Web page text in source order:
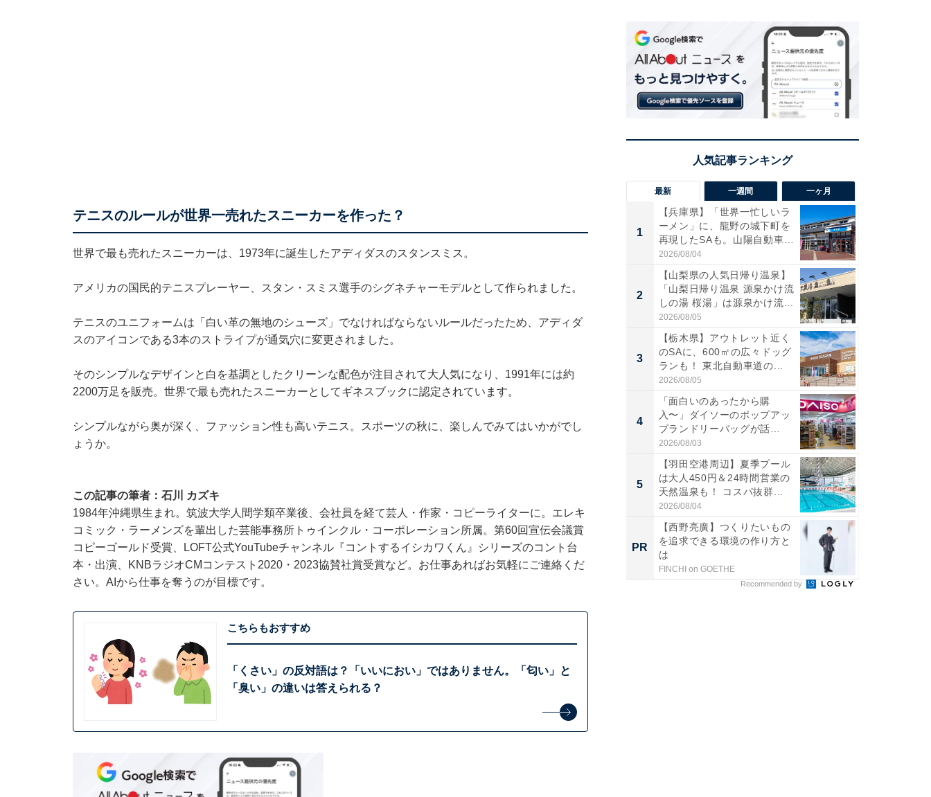
テニスのルールが世界一売れたスニーカーを作った？
世界で最も売れたスニーカーは、1973年に誕生したアディダスのスタンスミス。
アメリカの国民的テニスプレーヤー、スタン・スミス選手のシグネチャーモデルとして作られました。
テニスのユニフォームは「白い革の無地のシューズ」でなければならないルールだったため、アディダ
スのアイコンである3本のストライプが通気穴に変更されました。
そのシンプルなデザインと白を基調としたクリーンな配色が注目されて大人気になり、1991年には約
2200万足を販売。世界で最も売れたスニーカーとしてギネスブックに認定されています。
シンプルながら奥が深く、ファッション性も高いテニス。スポーツの秋に、楽しんでみてはいかがでし
ょうか。
この記事の筆者： 石川 カズキ
1984年沖縄県生まれ。筑波大学人間学類卒業後、会社員を経て芸人・作家・コピーライターに。エレキ
コミック・ラーメンズを輩出した芸能事務所トゥインクル・コーポレーション所属。第60回宣伝会議賞
コピーゴールド受賞、LOFT公式YouTubeチャンネル『コントするイシカワくん』シリーズのコント台
本・出演、KNBラジオCMコンテスト2020・2023協賛社賞受賞など。お仕事あればお気軽にご連絡くだ
さい。AIから仕事を奪うのが目標です。
こちらもおすすめ
「くさい」の反対語は？「いいにおい」ではありません。「匂い」と
「臭い」の違いは答えられる？
最新 一週間 一ヶ月
1
【兵庫県】「世界一忙しいラ
ーメン」に、龍野の城下町を
再現したSAも。山陽自動車
道...
2026/08/04
2
【山梨県の人気日帰り温泉】
「山梨日帰り温泉 源泉かけ流
しの湯 桜湯」は源泉かけ流...
2026/08/05
3
【栃木県】アウトレット近く
のSAに、600㎡の広々ドッグ
ランも！ 東北自動車道の...
2026/08/05
4
「面白いのあったから購
入〜」ダイソーのポップアッ
プランドリーバッグが話
題。“さま...
2026/08/03
5
【羽田空港周辺】夏季プール
は大人450円＆24時間営業の
天然温泉も！ コスパ抜群...
2026/08/04
PR
【西野亮廣】つくりたいもの
を追求できる環境の作り方と
は
FINCHI on GOETHE
Recommended by